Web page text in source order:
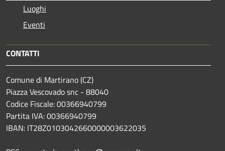
Luoghi
Eventi
CONTATTI
Comune di Martirano (CZ)
Piazza Vescovado snc - 88040
Codice Fiscale: 00366940799
Partita IVA: 00366940799
IBAN: IT28Z0103042660000003622035